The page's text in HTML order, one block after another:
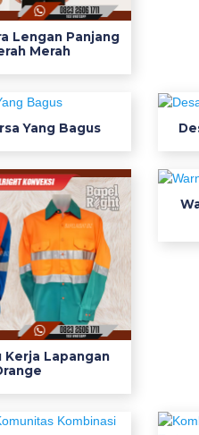
e
h
e
s
e
y
p
r
i
n
t
i
g
Lengan Panjang
Merah
Yang Bagus
Kerja Lapangan